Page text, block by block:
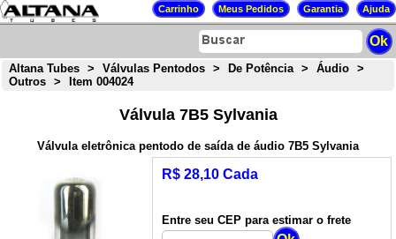
Altana Tubes > Válvulas Pentodos > De Potência > Áudio
>
Outros
> Item 004024
Válvula 7B5 Sylvania
Válvula eletrônica pentodo de saída de áudio 7B5 Sylvania
R$ 28,10 Cada
Entre seu CEP para estimar o frete